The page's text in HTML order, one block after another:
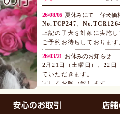
26/08/06 夏休みにて 仔犬価
No.TCP247、
上記の子犬を対象に実施し
ご予約お待ちしております
26/03/21 お休みのお知らせ
2月21日（土曜日）、22日
ていただきます。
宜しくお願い致します。
2月14日(土) 研修勉強会